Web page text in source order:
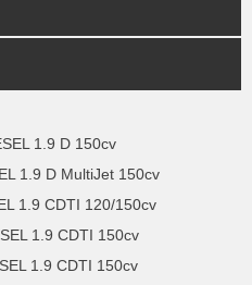
1.9 D 150cv
1.9 D MultiJet 150cv
1.9 CDTI 120/150cv
1.9 CDTI 150cv
1.9 CDTI 150cv